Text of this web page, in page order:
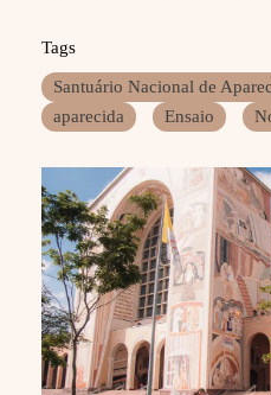
Tags
Santuário Nacional de
aparecida
Ensaio